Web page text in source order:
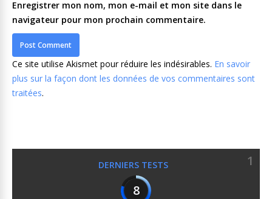
Enregistrer mon nom, mon e-mail et mon site dans le
navigateur pour mon prochain commentaire.
Ce site utilise Akismet pour réduire les indésirables. En savoir
plus sur la façon dont les données de vos commentaires sont
traitées.
DERNIERS TESTS
1
8